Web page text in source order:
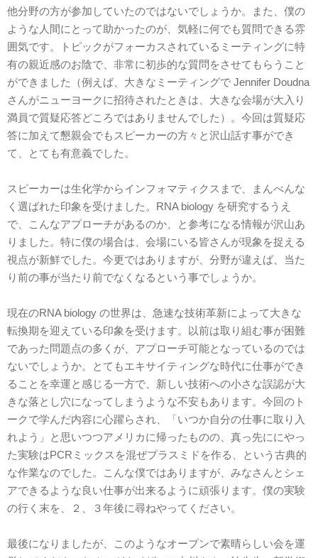
他分野の方が参加していたのではないでしょうか。また、僕の
ような人間にとって助かったのが、気軽に何でも質問できる雰
囲気です。トピックがフォーカスされているミーティングに特
有の親近感のお陰で、非常に初歩的な質問をさせてもらうこと
ができました（例えば、大きなミーティングで Jennifer Doudna
さんがニューヨークに招待されたときは、大きな会場が大入り
満員で質疑応答どころではありませんでした）。今回は質疑応
答に加えて懇親会でもスピーカーの方々と沢山話す事ができ
て、とても有意義でした。
スピーカーは生化学からインフォマティクスまで、まんべんな
く選ばれた印象を受けました。RNA biology を研究するうえ
で、こんなアプローチがあるのか、と参考になる情報が沢山あ
りました。特に僕の場合は、会場にいる皆さんが現象を捉える
視点が新鮮でした。今更ではありますが、分野が違えば、当た
り前の事が当たり前でなくなるという事でしょうか。
現在のRNA biology の世界は、急速な技術革新によって大きな
転換期を迎えている印象を受けます。以前は取り組む事が困難
であった問題点の多くが、アプローチ可能となっているのでは
ないでしょうか。とてもエキサイティングな時代に仕事ができ
ることを幸運と感じる一方で、新しい技術への小さな誤認が大
きな落とし穴になってしまうような不安もあります。今回のト
ークで学んだ内容に心躍らされ、「いつか自分の仕事に取り入
れよう」と思いつつアメリカに帰ったものの、真っ先ににやっ
た実験はPCRミックスを混ぜプラスミドを作る、という古典的
な作業なのでした。こんな僕ではありますが、みなさんとシェ
アできるような良い仕事が出来るように頑張ります。僕の実験
の行く末を、２、３年後に尋ねやってください。
最後になりましたが、このようなオープンで素晴らしい会を運